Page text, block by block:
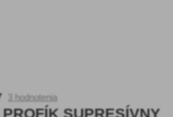
3 hodnotenia
SUPRESÍVNY